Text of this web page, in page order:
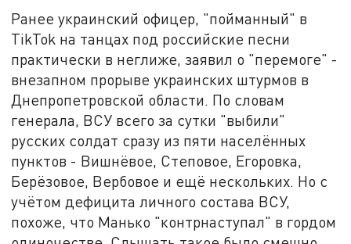
Ранее украинский офицер, "пойманный" в
TikTok на танцах под российские песни
практически в неглиже, заявил о "перемоге" -
внезапном прорыве украинских штурмов в
Днепропетровской области. По словам
генерала, ВСУ всего за сутки "выбили"
русских солдат сразу из пяти населённых
пунктов - Вишнёвое, Степовое, Егоровка,
Берёзовое, Вербовое и ещё нескольких. Но с
учётом дефицита личного состава ВСУ,
похоже, что Манько "контрнаступал" в гордом